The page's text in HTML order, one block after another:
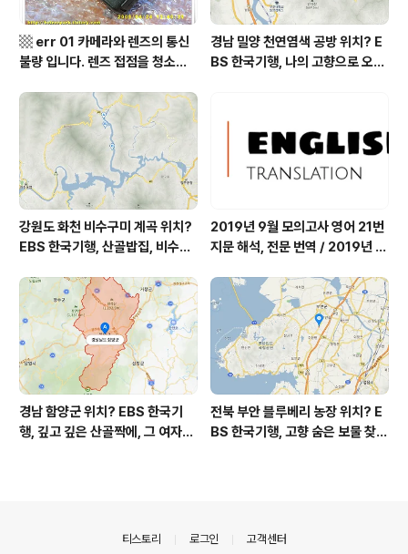
▩ err 01 카메라와 렌즈의 통신
불량 입니다. 렌즈 접점을 청소하
경남 밀양 천연염색 공방 위치? E
BS 한국기행, 나의 고향으로 오라,
울' = 마을미술 너울, 캘리그래피
조덕현 씨 가가협동조합
강원도 화천 비수구미 계곡 위치?
EBS 한국기행, 산골밥집, 비수구
부 화천군 비수구미 낙타민박 어
디? / 강원도 화천군 가볼 만한 곳
비수구미 마을, 파로호
2019년 9월 모의고사 영어 21번
지문 해석, 전문 번역 / 2019년 9
역, 평가원 2019년 고3 9월 영어
영역 외국어영역 전문 해석, Engli
sh to Korean translation
경남 함양군 위치? EBS 한국기
행, 깊고 깊은 산골짝에, 그 여자의
전북 부안 블루베리 농장 위치? E
BS 한국기행, 고향 숨은 보물 찾
티스토리 로그인 고객센터